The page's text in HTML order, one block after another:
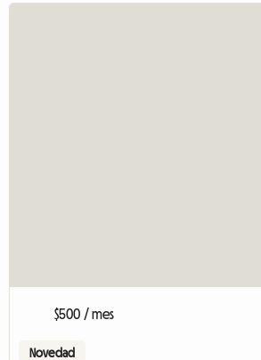
$500 / mes
Novedad